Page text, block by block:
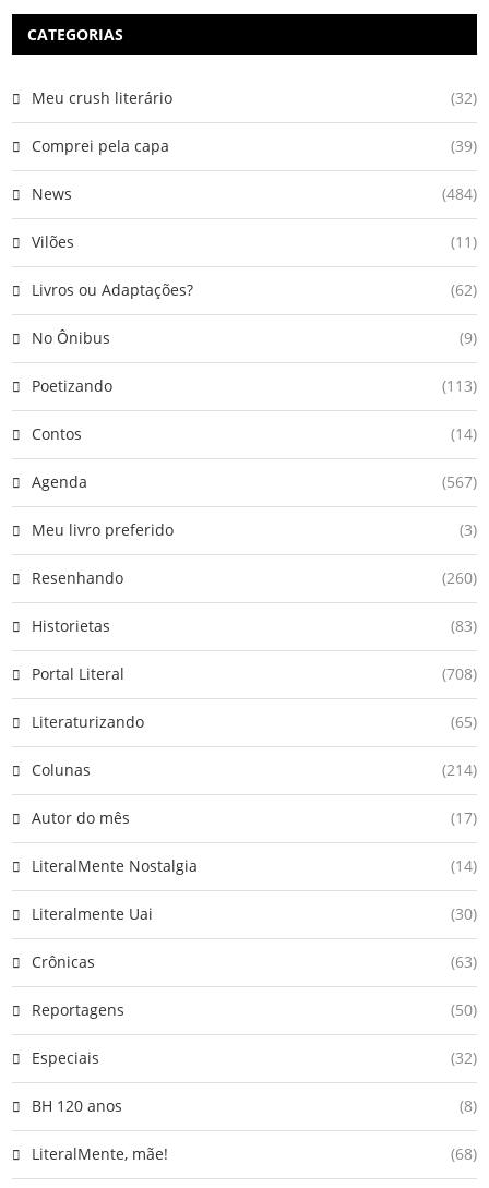
CATEGORIAS
Meu crush literário (32)
Comprei pela capa (39)
News (484)
Vilões (11)
Livros ou Adaptações? (62)
No Ônibus (9)
Poetizando (113)
Contos (14)
Agenda (567)
Meu livro preferido (3)
Resenhando (260)
Historietas (83)
Portal Literal (708)
Literaturizando (65)
Colunas (214)
Autor do mês (17)
LiteralMente Nostalgia (14)
Literalmente Uai (30)
Crônicas (63)
Reportagens (50)
Especiais (32)
BH 120 anos (8)
LiteralMente, mãe! (68)